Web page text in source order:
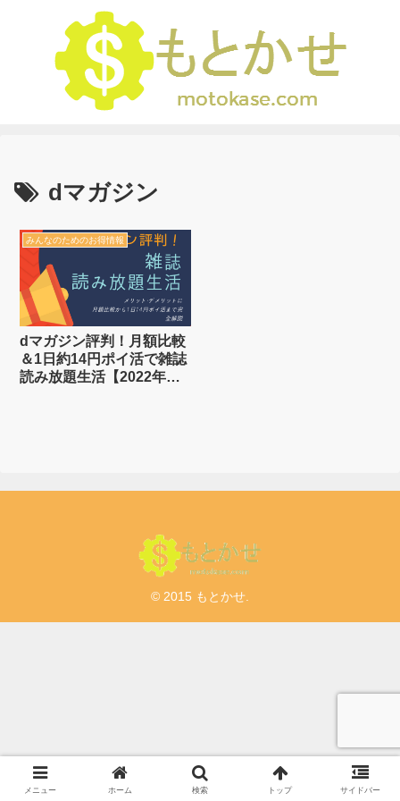
dマガジン
みんなのためのお得情報
dマガジン評判！月額比較
＆1日約14円ポイ活で雑誌
読み放題生活【2022年
© 2015 もとかせ.
メニュー ホーム 検索 トップ サイドバー